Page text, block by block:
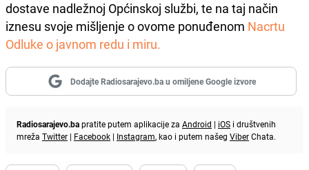
dostave nadležnoj Općinskoj službi, te na taj način
iznesu svoje mišljenje o ovome ponuđenom Nacrtu
Odluke o javnom redu i miru.
Dodajte Radiosarajevo.ba u omiljene Google izvore
Radiosarajevo.bapratite putem aplikacije za Android | iOS i društvenih
mreža Twitter | Facebook | Instagram, kao i putem našeg ViberChata.